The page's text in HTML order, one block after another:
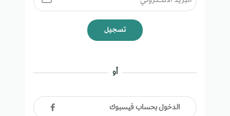
تسجيل
أو
الدخول بحساب فيسبوك